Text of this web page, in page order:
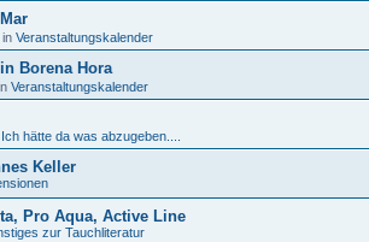
in Veranstaltungskalender
Borena Hora
Veranstaltungskalender
Ich hätte da was abzugeben....
Keller
Pro Aqua, Active Line
zur Tauchliteratur